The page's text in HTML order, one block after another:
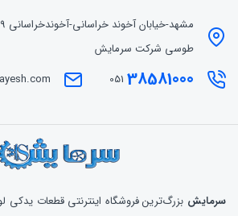
طوسی شرکت سرمایش
051 38581000
سرمایش بزرگ‌ترین فروشگاه اینترنتی قطعات یدکی